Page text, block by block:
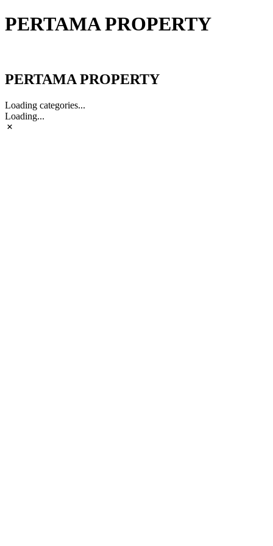
PERTAMA PROPERTY
PERTAMA PROPERTY
Loading categories...
Loading...